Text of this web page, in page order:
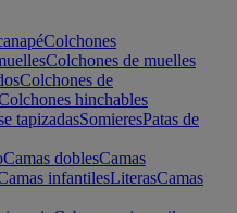
Colchones
Colchones de muelles
Colchones de
hinchables
tapizadasSomieresPatas de
Camas doblesCamas
infantilesLiterasCamas